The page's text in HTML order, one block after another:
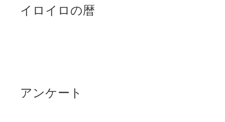
イロイロの暦
アンケート